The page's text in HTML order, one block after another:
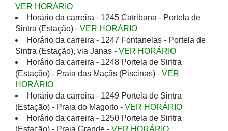
VER HORÁRIO
Horário da carreira - 1245 Catribana - Portela de
Sintra (Estação) - VER HORÁRIO
Horário da carreira - 1247 Fontanelas - Portela de
Sintra (Estação), via Janas - VER HORÁRIO
Horário da carreira - 1248 Portela de Sintra
(Estação) - Praia das Maçãs (Piscinas) - VER
HORÁRIO
Horário da carreira - 1249 Portela de Sintra
(Estação) - Praia do Magoito - VER HORÁRIO
Horário da carreira - 1250 Portela de Sintra
(Estação) - Praia Grande - VER HORÁRIO